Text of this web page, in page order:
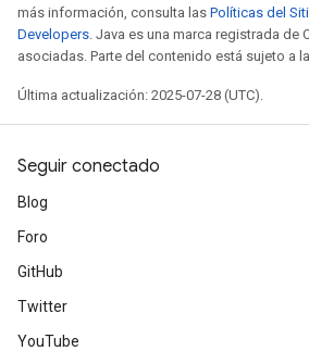
más información, consulta las Políticas del
Developers. Java es una marca registrada de
asociadas. Parte del contenido está sujeto a la
Última actualización: 2025-07-28 (UTC).
Seguir conectado
Blog
Foro
GitHub
Twitter
YouTube